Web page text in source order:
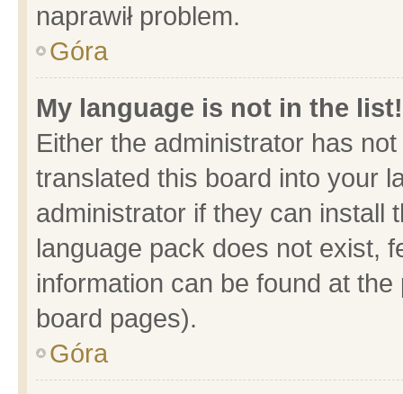
naprawił problem.
Góra
My language is not in the list!
Either the administrator has
translated this board into your
administrator if they can install
language pack does not exist,
information can be found at
board pages).
Góra